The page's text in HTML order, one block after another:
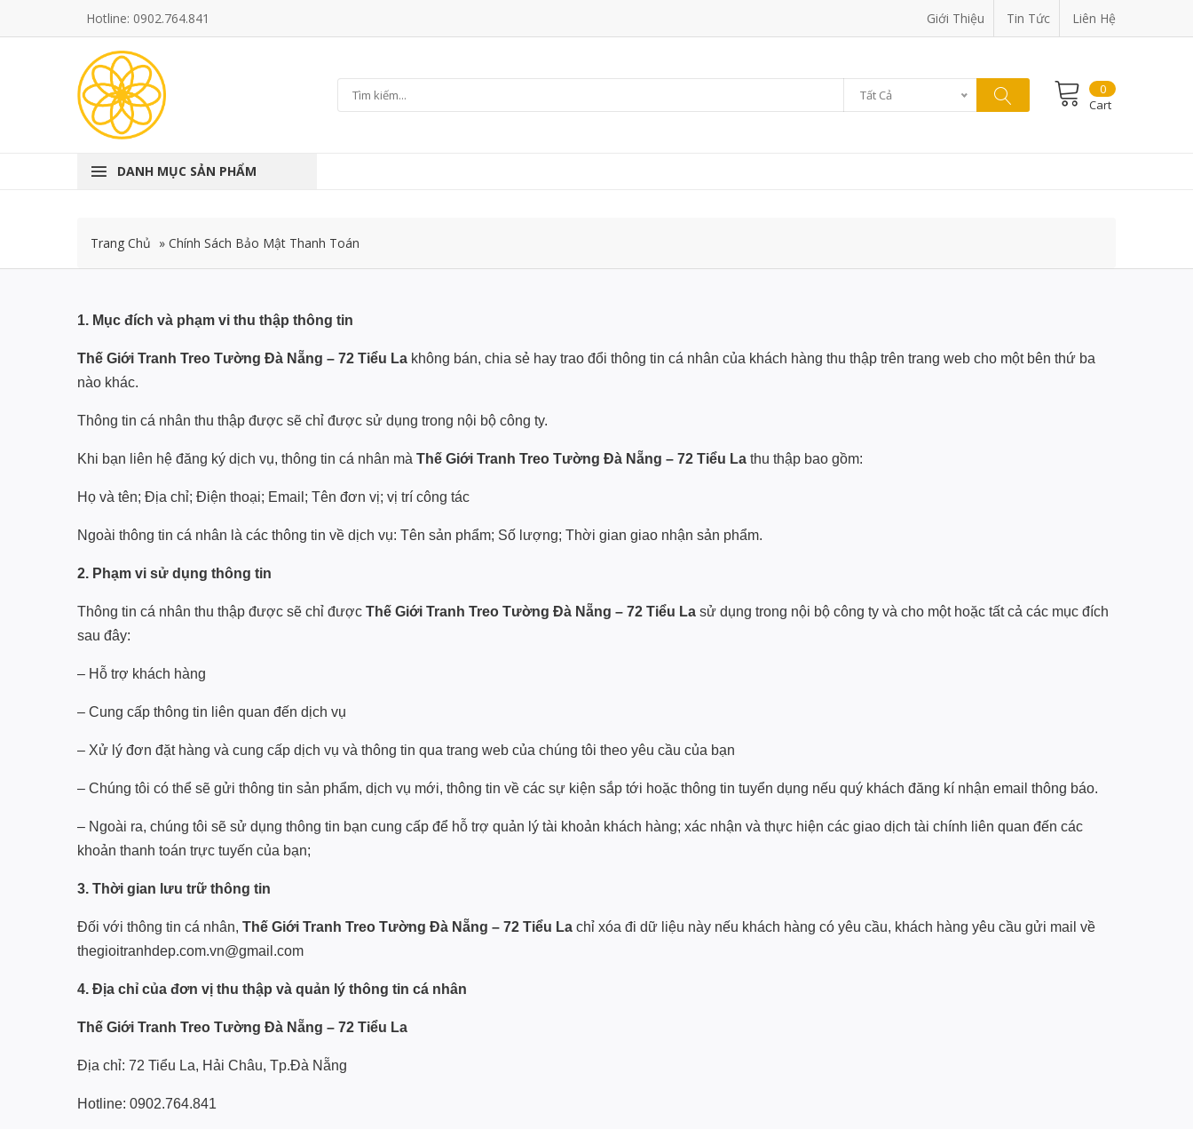
Hotline: 0902.764.841 Giới Thiệu Tin Tức Liên Hệ
Tất Cả
0
Cart
DANH MỤC SẢN PHẨM
Trang Chủ » Chính Sách Bảo Mật Thanh Toán
1. Mục đích và phạm vi thu thập thông tin
Thế Giới Tranh Treo Tường Đà Nẵng – 72 Tiểu La không bán, chia sẻ hay trao đổi thông tin cá nhân của khách hàng thu thập trên trang web cho một bên thứ ba
nào khác.
Thông tin cá nhân thu thập được sẽ chỉ được sử dụng trong nội bộ công ty.
Khi bạn liên hệ đăng ký dịch vụ, thông tin cá nhân mà Thế Giới Tranh Treo Tường Đà Nẵng – 72 Tiểu La thu thập bao gồm:
Họ và tên; Địa chỉ; Điện thoại; Email; Tên đơn vị; vị trí công tác
Ngoài thông tin cá nhân là các thông tin về dịch vụ: Tên sản phẩm; Số lượng; Thời gian giao nhận sản phẩm.
2. Phạm vi sử dụng thông tin
Thông tin cá nhân thu thập được sẽ chỉ được Thế Giới Tranh Treo Tường Đà Nẵng – 72 Tiểu La sử dụng trong nội bộ công ty và cho một hoặc tất cả các mục đích
sau đây:
– Hỗ trợ khách hàng
– Cung cấp thông tin liên quan đến dịch vụ
– Xử lý đơn đặt hàng và cung cấp dịch vụ và thông tin qua trang web của chúng tôi theo yêu cầu của bạn
– Chúng tôi có thể sẽ gửi thông tin sản phẩm, dịch vụ mới, thông tin về các sự kiện sắp tới hoặc thông tin tuyển dụng nếu quý khách đăng kí nhận email thông báo.
– Ngoài ra, chúng tôi sẽ sử dụng thông tin bạn cung cấp để hỗ trợ quản lý tài khoản khách hàng; xác nhận và thực hiện các giao dịch tài chính liên quan đến các
khoản thanh toán trực tuyến của bạn;
3. Thời gian lưu trữ thông tin
Đối với thông tin cá nhân, Thế Giới Tranh Treo Tường Đà Nẵng – 72 Tiểu La chỉ xóa đi dữ liệu này nếu khách hàng có yêu cầu, khách hàng yêu cầu gửi mail về
thegioitranhdep.com.vn@gmail.com
4. Địa chỉ của đơn vị thu thập và quản lý thông tin cá nhân
Thế Giới Tranh Treo Tường Đà Nẵng – 72 Tiểu La
Địa chỉ: 72 Tiểu La, Hải Châu, Tp.Đà Nẵng
Hotline: 0902.764.841